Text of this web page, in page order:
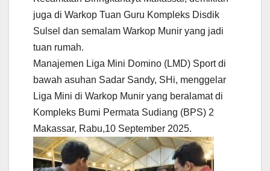
juga di Warkop Tuan Guru Kompleks Disdik
Sulsel dan semalam Warkop Munir yang jadi
tuan rumah.
Manajemen Liga Mini Domino (LMD) Sport di
bawah asuhan Sadar Sandy, SHi, menggelar
Liga Mini di Warkop Munir yang beralamat di
Kompleks Bumi Permata Sudiang (BPS) 2
Makassar, Rabu,10 September 2025.